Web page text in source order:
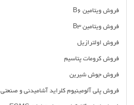
فروش ویتامین B6
فروش ویتامین B3
فروش اولترازیل
فروش کرومات پتاسیم
فروش جوش شیرین
فروش پلی آلومینیوم کلراید آشامیدنی و صنعتی